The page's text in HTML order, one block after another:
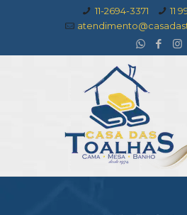
11-2694-3371
11